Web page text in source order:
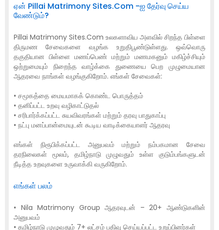
ஏன் Pillai Matrimony Sites.Com -ஐ தேர்வு செய்ய
வேண்டும்?
Pillai Matrimony Sites.Com உலகளாவிய அளவில் சிறந்த பிள்ளை
திருமண சேவைகளை வழங்க உறுதிபூண்டுள்ளது. ஒவ்வொரு
தகுதியான பிள்ளை மணப்பெண் மற்றும் மணமகனும் மகிழ்ச்சியும்
ஒற்றுமையும் நிறைந்த வாழ்க்கை துணையை பெற முழுமையான
ஆதரவை நாங்கள் வழங்குகிறோம். எங்கள் சேவைகள்:
• சமூகத்தை மையமாகக் கொண்ட பொருத்தம்
• தனிப்பட்ட உறவு வழிகாட்டுதல்
• சரிபார்க்கப்பட்ட சுயவிவரங்கள் மற்றும் தரவு பாதுகாப்பு
• நட்பு மனப்பான்மையுடன் கூடிய வாடிக்கையாளர் ஆதரவு
எங்கள் நிரூபிக்கப்பட்ட அனுபவம் மற்றும் நம்பகமான சேவை
தரநிலைகள் மூலம், தமிழ்நாடு முழுவதும் உள்ள குடும்பங்களுடன்
நீடித்த உறவுகளை உருவாக்கி வருகிறோம்.
எங்கள் பலம்
• Nila Matrimony Group ஆதரவுடன் – 20+ ஆண்டுகளின்
அனுபவம்
• தமிழ்நாடு முழுவதும் 7+ லட்சம் பதிவு செய்யப்பட்ட உறுப்பினர்கள்